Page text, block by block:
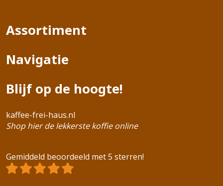
Assortiment
Navigatie
Blijf op de hoogte!
kaffee-frei-haus.nl
Shop hier de lekkerste koffie online
Gemiddeld beoordeeld met 5 sterren!